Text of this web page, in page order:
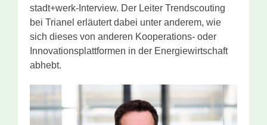
stadt+werk-Interview. Der Leiter Trendscouting
bei Trianel erläutert dabei unter anderem, wie
sich dieses von anderen Kooperations- oder
Innovationsplattformen in der Energiewirtschaft
abhebt.